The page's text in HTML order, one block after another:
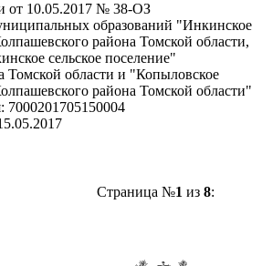
от 10.05.2017 № 38-ОЗ
образований "Инкинское
района Томской области,
сельское поселение"
Томской области и "Копыловское
района Томской области"
7000201705150004
Страница №1 из 8: